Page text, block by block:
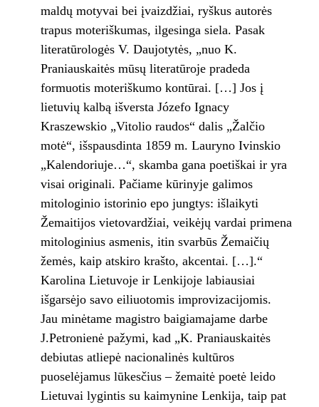
maldų motyvai bei įvaizdžiai, ryškus autorės
trapus moteriškumas, ilgesinga siela. Pasak
literatūrologės V. Daujotytės, „nuo K.
Praniauskaitės mūsų literatūroje pradeda
formuotis moteriškumo kontūrai. […] Jos į
lietuvių kalbą išversta Józefo Ignacy
Kraszewskio „Vitolio raudos“ dalis „Žalčio
motė“, išspausdinta 1859 m. Lauryno Ivinskio
„Kalendoriuje…“, skamba gana poetiškai ir yra
visai originali. Pačiame kūrinyje galimos
mitologinio istorinio epo jungtys: išlaikyti
Žemaitijos vietovardžiai, veikėjų vardai primena
mitologinius asmenis, itin svarbūs Žemaičių
žemės, kaip atskiro krašto, akcentai. […].“
Karolina Lietuvoje ir Lenkijoje labiausiai
išgarsėjo savo eiliuotomis improvizacijomis.
Jau minėtame magistro baigiamajame darbe
J.Petronienė pažymi, kad „K. Praniauskaitės
debiutas atliepė nacionalinės kultūros
puoselėjamus lūkesčius – žemaitė poetė leido
Lietuvai lygintis su kaimynine Lenkija, taip pat